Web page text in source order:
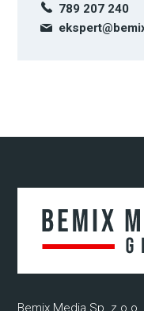
789 207 240
Bemix Media Sp. z o.o.